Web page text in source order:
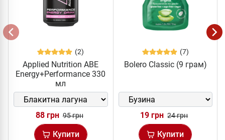
(2)
Applied Nutrition ABE
Energy+Performance 330
мл
88 грн 95 грн
Купити
(7)
Bolero Classic (9 грам)
19 грн 24 грн
Купити